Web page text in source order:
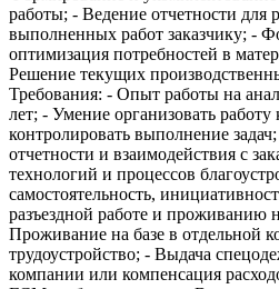
работы; - Ведение отчетности для
выполненных работ заказчику; -
оптимизация потребностей в
Решение текущих
Требования: - Опыт работы на
лет; - Умение организовать работу
контролировать выполнение
отчетности и взаимодействия с
технологий и процессов
самостоятельность,
разъездной работе и проживанию
Проживание на базе в отдельной
трудоустройство; - Выдача
компании или компенсация